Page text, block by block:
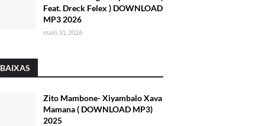
Feat. Dreck Felex ) DOWNLOAD
MP3 2026
maio 31, 2026
Zito Mambone- Xiyambalo Xava
Mamana ( DOWNLOAD MP3)
2025